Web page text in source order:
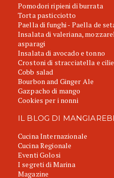
Pomodori ripieni di burrata
Torta pasticciotto
Paella di funghi - Paella de
Insalata di valeriana,
asparagi
Insalata di avocado e tonno
Crostoni di stracciatella e
Cobb salad
Bourbon and Ginger Ale
Gazpacho di mango
Cookies per i nonni
IL BLOG DI
Cucina Internazionale
Cucina Regionale
Eventi Golosi
I segreti di Marina
Magazine